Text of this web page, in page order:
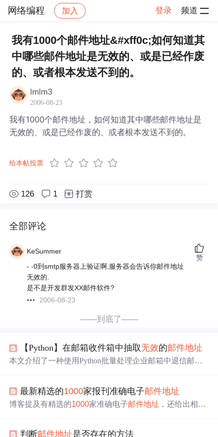
网络编程 加入 登录 频道
社区 网络编程 帖子详情
我有1000个邮件地址&#xff0c;如何知道其
中哪些邮件地址是无效的、或是已经作废
的、或者根本发送不到的。
lmlm3
2006-08-23
我有1000个邮件地址，如何知道其中哪些邮件地址是
无效的、或是已经作废的、或者根本发送不到的。
给本帖投票
126 1 打赏
全部评论
KeSummer
- -0到smtp服务器上验证啊,服务器会告诉你邮件地址
无效的.
是不是开发群发XX邮件软件?
2006-08-23
赞
——到底了——
【Python】在邮箱收件箱中抽取无效的邮件地址
本文介绍了一种使用Python批量处理企业邮箱中退信邮件
最新精选的1000家报刊准确电子邮件地址
博客提及有精选的1000家准确电子邮件地址 ，还给出相关
判断邮件地址是否存在的方法